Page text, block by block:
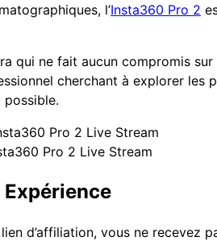
l’Insta360 Pro 2
qui ne fait aucun compromis
cherchant à explorer les
Pro 2 Live Stream
d’affiliation, vous ne recevez